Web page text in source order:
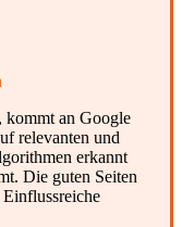
kommt an Google
relevanten und
erkannt
Die guten Seiten